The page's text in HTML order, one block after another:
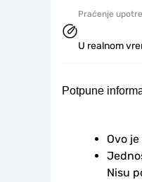
Praćenje
U realnom
Potpune
Ovo
Nisu